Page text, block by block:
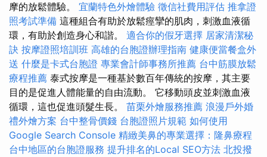
摩的放鬆體驗。 宜蘭特色外燴體驗 徵信社費用評估 推拿證
照考試準備 這種組合有助於放鬆痙攣的肌肉，刺激血液循
環，有助於創造身心和諧。 適合你的假牙選擇 居家清潔秘
訣 按摩證照培訓班 高雄的台胞證辦理指南 健康便當餐盒外
送 什麼是卡式台胞證 專業會計師事務所推薦 台中筋膜放鬆
療程推薦 泰式按摩是一種基於數百年傳統的按摩，其主要
目的是促進人體能量的自由流動。 它移動頭皮並刺激血液
循環，這也促進頭髮生長。 苗栗外燴服務推薦 浪漫戶外婚
禮外燴方案 台中整骨價錢 台胞證照片規範 如何使用
Google Search Console 精緻美鼻的專業選擇：隆鼻療程
台中地區的台胞證服務 提升排名的Local SEO方法 北投撥